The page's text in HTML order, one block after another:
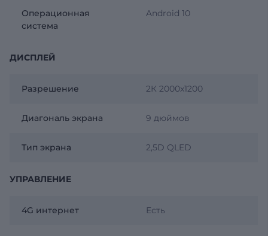
Операционная
система
Android 10
ДИСПЛЕЙ
Разрешение 2К 2000x1200
Диагональ экрана 9 дюймов
Тип экрана 2,5D QLED
УПРАВЛЕНИЕ
4G интернет Есть